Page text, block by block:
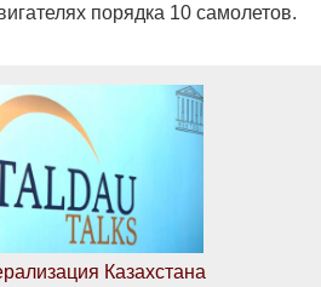
порядка 10 самолетов.
Казахстана